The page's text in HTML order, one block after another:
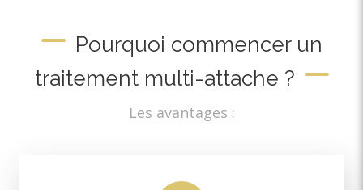
Pourquoi commencer un
traitement multi-attache ?
Les avantages :